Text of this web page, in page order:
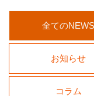
全てのNEWS
お知らせ
コラム